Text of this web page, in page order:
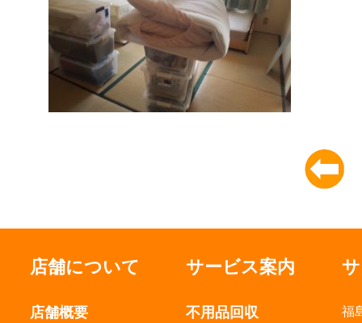
店舗について
店舗概要
サービス案内
不用品回収